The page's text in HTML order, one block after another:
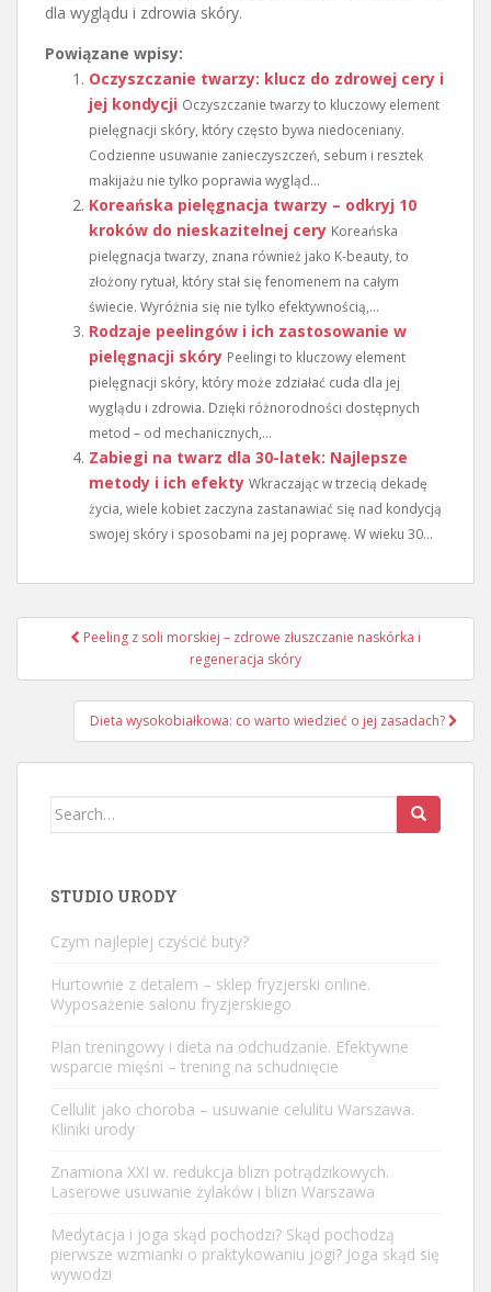
dla wyglądu i zdrowia skóry.
Powiązane wpisy:
Oczyszczanie twarzy: klucz do zdrowej cery i
jej kondycji Oczyszczanie twarzy to kluczowy element
pielęgnacji skóry, który często bywa niedoceniany.
Codzienne usuwanie zanieczyszczeń, sebum i resztek
makijażu nie tylko poprawia wygląd...
Koreańska pielęgnacja twarzy – odkryj 10
kroków do nieskazitelnej cery Koreańska
pielęgnacja twarzy, znana również jako K-beauty, to
złożony rytuał, który stał się fenomenem na całym
świecie. Wyróżnia się nie tylko efektywnością,...
Rodzaje peelingów i ich zastosowanie w
pielęgnacji skóry Peelingi to kluczowy element
pielęgnacji skóry, który może zdziałać cuda dla jej
wyglądu i zdrowia. Dzięki różnorodności dostępnych
metod – od mechanicznych,...
Zabiegi na twarz dla 30-latek: Najlepsze
metody i ich efekty Wkraczając w trzecią dekadę
życia, wiele kobiet zaczyna zastanawiać się nad kondycją
swojej skóry i sposobami na jej poprawę. W wieku 30...
NawigacjaPeeling z soli morskiej – zdrowe złuszczanie naskórka i
regeneracja skóry
Dieta wysokobiałkowa: co warto wiedzieć o jej zasadach?
Search
STUDIO URODY
Czym najlepiej czyścić buty?
Hurtownie z detalem – sklep fryzjerski online.
Wyposażenie salonu fryzjerskiego
Plan treningowy i dieta na odchudzanie. Efektywne
wsparcie mięśni – trening na schudnięcie
Cellulit jako choroba – usuwanie celulitu Warszawa.
Kliniki urody
Znamiona XXI w. redukcja blizn potrądzikowych.
Laserowe usuwanie żylaków i blizn Warszawa
Medytacja i joga skąd pochodzi? Skąd pochodzą
pierwsze wzmianki o praktykowaniu jogi? Joga skąd się
wywodzi